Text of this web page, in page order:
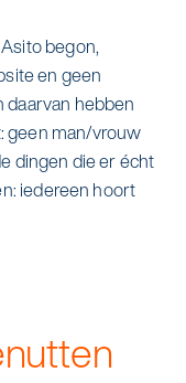
begon,
en geen
hebben
geen man/vrouw
dingen die er écht
iedereen hoort